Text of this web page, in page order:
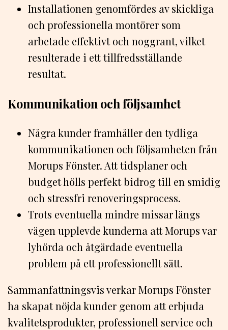
Installationen genomfördes av skickliga
och professionella montörer som
arbetade effektivt och noggrant, vilket
resulterade i ett tillfredsställande
resultat.
Kommunikation och följsamhet
Några kunder framhåller den tydliga
kommunikationen och följsamheten från
Morups Fönster. Att tidsplaner och
budget hölls perfekt bidrog till en smidig
och stressfri renoveringsprocess.
Trots eventuella mindre missar längs
vägen upplevde kunderna att Morups var
lyhörda och åtgärdade eventuella
problem på ett professionellt sätt.
Sammanfattningsvis verkar Morups Fönster
ha skapat nöjda kunder genom att erbjuda
kvalitetsprodukter, professionell service och